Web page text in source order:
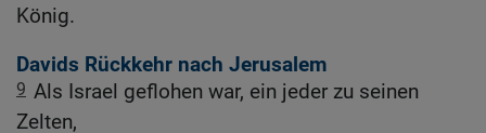
König.
Davids Rückkehr nach Jerusalem
9 Als Israel geflohen war, ein jeder zu seinen
Zelten,